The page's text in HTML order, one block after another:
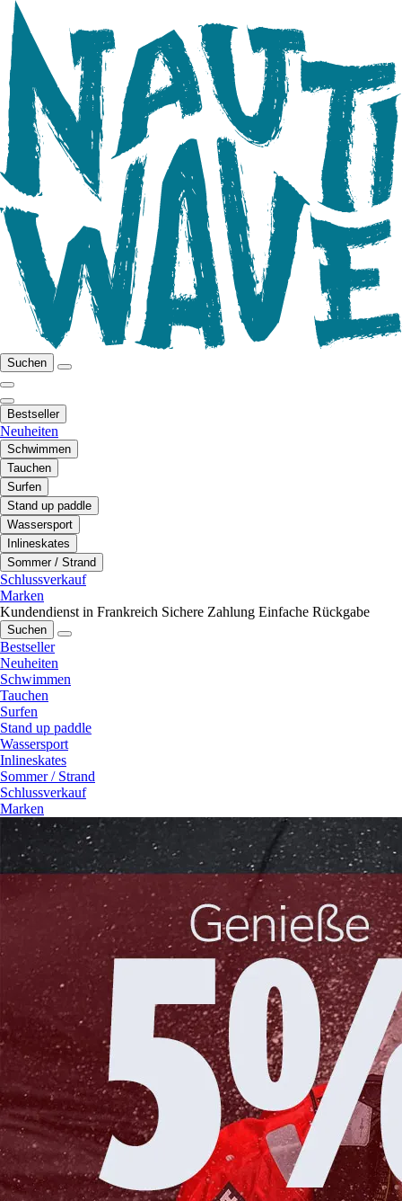
Suchen
Bestseller
Neuheiten
Schwimmen
Tauchen
Surfen
Stand up paddle
Wassersport
Inlineskates
Sommer / Strand
Schlussverkauf
Marken
Kundendienst in Frankreich Sichere Zahlung Einfache Rückgabe
Suchen
Bestseller
Neuheiten
Schwimmen
Tauchen
Surfen
Stand up paddle
Wassersport
Inlineskates
Sommer / Strand
Schlussverkauf
Marken